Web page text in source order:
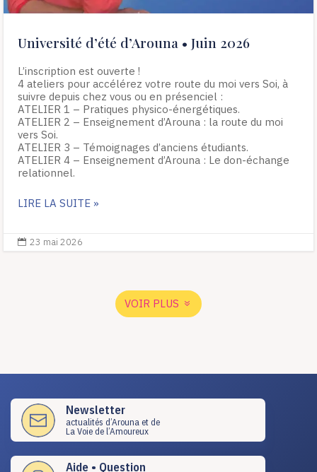
Université d’été d’Arouna • Juin 2026
L’inscription est ouverte !
4 ateliers pour accélérez votre route du moi vers Soi, à
suivre depuis chez vous ou en présenciel :
ATELIER 1 – Pratiques physico-énergétiques.
ATELIER 2 – Enseignement d’Arouna : la route du moi
vers Soi.
ATELIER 3 – Témoignages d’anciens étudiants.
ATELIER 4 – Enseignement d’Arouna : Le don-échange
relationnel.
LIRE LA SUITE »
 23 mai 2026
VOIR PLUS
Newsletter
actualités d’Arouna et de
La Voie de l’Amoureux
Aide • Question